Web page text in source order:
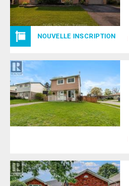
NOUVELLE INSCRIPTION